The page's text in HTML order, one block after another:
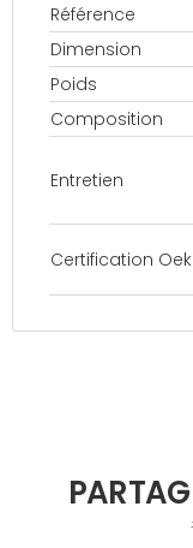
Référence
Dimension
Poids
Composition
Entretien
Certification